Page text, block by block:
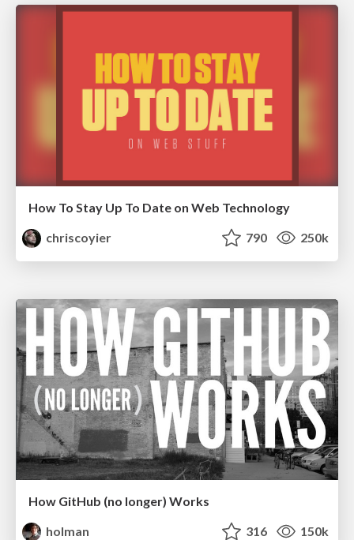
How To Stay Up To Date on Web Technology
chriscoyier
790 250k
How GitHub (no longer) Works
holman
316 150k